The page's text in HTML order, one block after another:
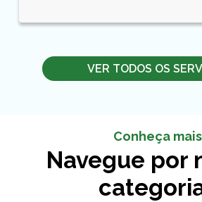
VER TODOS OS
Conheça mais
Navegue por